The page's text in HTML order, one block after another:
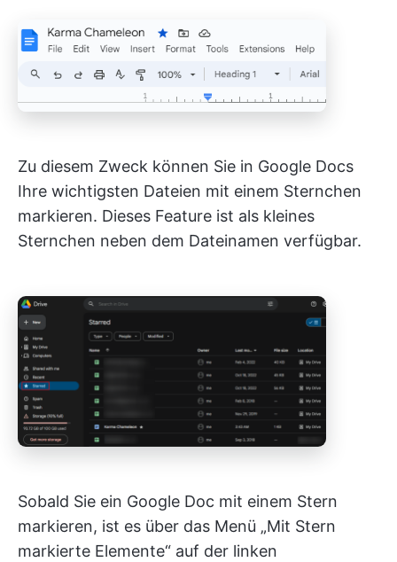
Zu diesem Zweck können Sie in Google Docs
Ihre wichtigsten Dateien mit einem Sternchen
markieren. Dieses Feature ist als kleines
Sternchen neben dem Dateinamen verfügbar.
Sobald Sie ein Google Doc mit einem Stern
markieren, ist es über das Menü „Mit Stern
markierte Elemente“ auf der linken